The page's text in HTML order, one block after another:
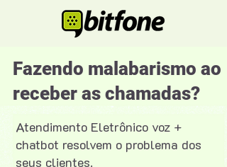
Fazendo malabarismo ao
receber as chamadas?
Atendimento Eletrônico voz +
chatbot resolvem o problema dos
seus clientes.